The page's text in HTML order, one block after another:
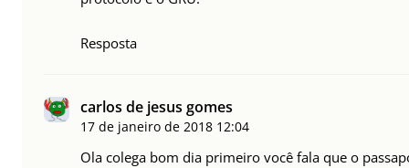
Resposta
carlos de jesus gomes
17 de janeiro de 2018 12:04
Ola colega bom dia primeiro você fala que o